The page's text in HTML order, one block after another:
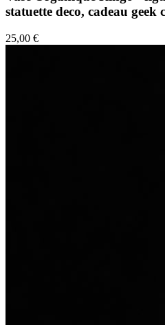
statuette deco, cadeau geek
25,00 €